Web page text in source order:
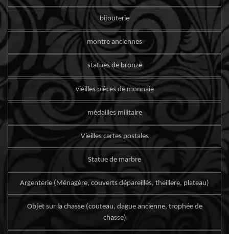
bijouterie
montre anciennes
statues de bronze
vieilles pièces de monnaie
médailles militaire
Vieilles cartes postales
Statue de marbre
Argenterie (Ménagère, couverts dépareillés, theillere, plateau)
Objet sur la chasse (couteau, dague ancienne, trophée de
chasse)